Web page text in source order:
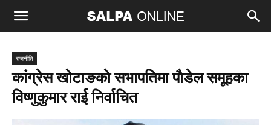
राजनीति
कांग्रेस खोटाङकाे सभापतिमा पाैडेल समूहका
विष्णुकुमार राई निर्वाचित